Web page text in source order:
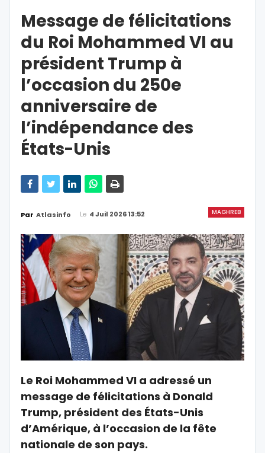
Message de félicitations
du Roi Mohammed VI au
président Trump à
l’occasion du 250e
anniversaire de
l’indépendance des
États-Unis
MAGHREB
Par Atlasinfo Le 4 Juil 2026 13:52
Le Roi Mohammed VI a adressé un
message de félicitations à Donald
Trump, président des États-Unis
d’Amérique, à l’occasion de la fête
nationale de son pays.